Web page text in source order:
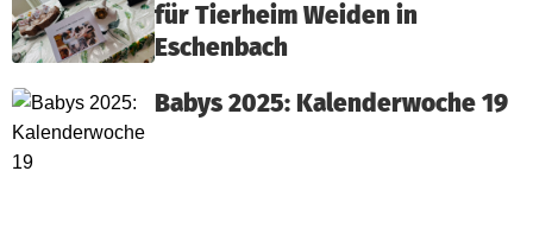
für Tierheim Weiden in
Eschenbach
Babys 2025: Kalenderwoche 19